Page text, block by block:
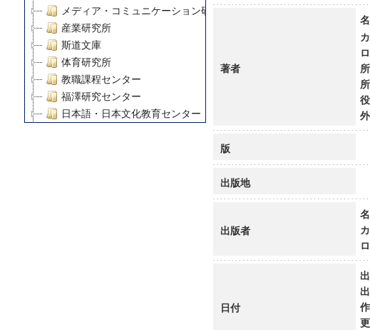
メディア・コミュニケーション研究所
産業研究所
斯道文庫
体育研究所
教職課程センター
福澤研究センター
日本語・日本文化教育センター
デジタルメディア・コンテンツ統合研究センター
グローバルリサーチインスティテュート
慶應義塾大学グローバルCOEプログラム市民社会ガバナンス教育研
博士課程教育リーディングプログラム「超成熟社会発展のサイエン
著者
版
出版地
出版者
日付